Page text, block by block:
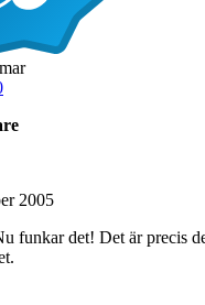
2005
funkar det! Det är precis